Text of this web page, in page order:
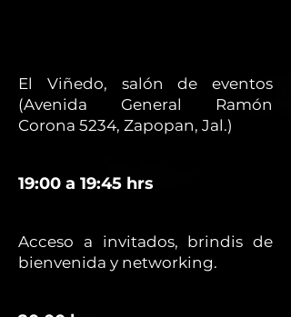
El Viñedo, salón de eventos
(Avenida General Ramón
Corona 5234, Zapopan, Jal.)
19:00 a 19:45 hrs
Acceso a invitados, brindis de
bienvenida y networking.